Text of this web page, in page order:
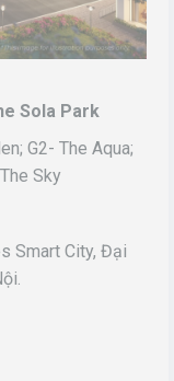
Sola Park
G2- The Aqua;
Sky
Smart City, Đại